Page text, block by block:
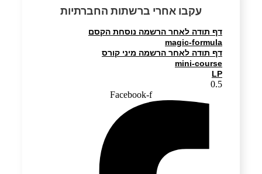
עקבו אחרי ברשתות החברתיות
דף תודה לאחר הרשמה נוסחת הקסם
magic-formula
דף תודה לאחר הרשמה מיני קורס
mini-course
LP
Facebook-f